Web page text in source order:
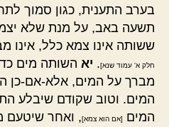
בערב התענית, כגון סמוך
תשעה באב, על מנת שלא
ששותה אינו צמא כלל, אינו
חלק א' עמוד שנא]. יא השותה מים
מברך על המים, אלא-אם-כן
המים. וטוב שקודם שיבלע
המים
[אם הוא צמא], ואחר שיטעם